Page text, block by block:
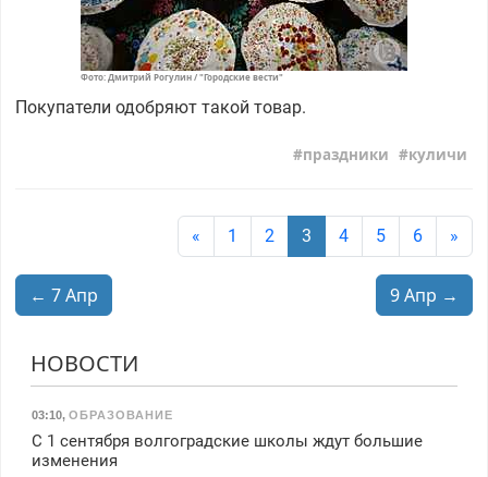
Фото: Дмитрий Рогулин / "Городские вести"
Покупатели одобряют такой товар.
праздники куличи
« 1 2 3 4 5 6 »
← 7 Апр 9 Апр →
НОВОСТИ
03:10, ОБРАЗОВАНИЕ
С 1 сентября волгоградские школы ждут большие
изменения